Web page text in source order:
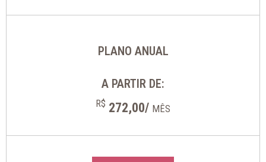
PLANO ANUAL
A PARTIR DE:
R$ 272,00/ MÊS